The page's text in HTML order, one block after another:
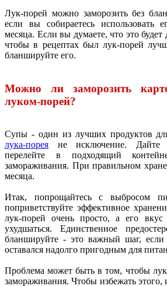
Лук-порей можно заморозить без
если вы собираетесь использовать
месяца. Если вы думаете, что это
чтобы в рецептах был лук-порей
бланшируйте его.
Можно ли заморозить
луком-порей?
Супы - один из лучших продуктов
лука-порея не исключение. Дайте
перелейте в подходящий
замораживания. При правильном
месяца.
Итак, попрощайтесь с выбросом
поприветствуйте эффективное
лук-порей очень просто, а его
ухудшаться. Единственное
бланшируйте - это важный шаг,
оставался надолго пригодным для
Проблема может быть в том, чтобы
замораживания. Чтобы избежать этого,